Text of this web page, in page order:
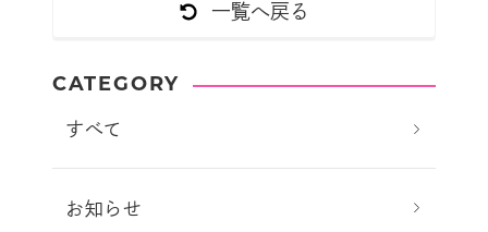
一覧へ戻る
CATEGORY
すべて
お知らせ